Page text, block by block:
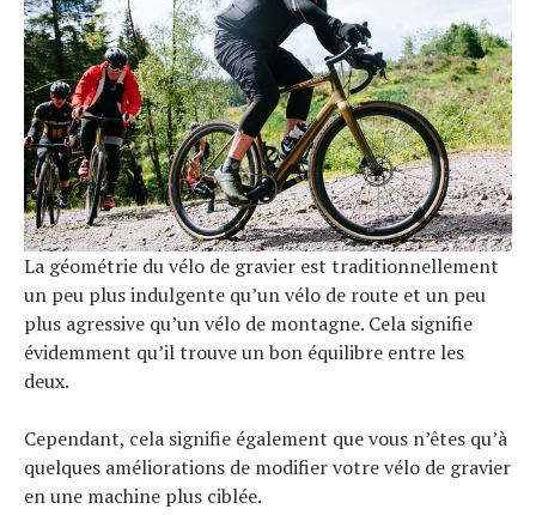
La géométrie du vélo de gravier est traditionnellement
un peu plus indulgente qu’un vélo de route et un peu
plus agressive qu’un vélo de montagne. Cela signifie
évidemment qu’il trouve un bon équilibre entre les
deux.
Cependant, cela signifie également que vous n’êtes qu’à
quelques améliorations de modifier votre vélo de gravier
en une machine plus ciblée.